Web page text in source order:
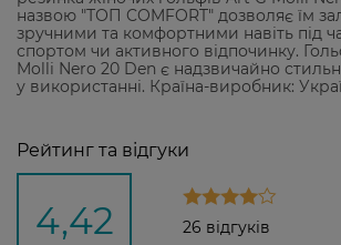
назвою "ТОП COMFORT" дозволяє їм
зручними та комфортними навіть під
спортом чи активного відпочинку.
Molli Nero 20 Den є надзвичайно
у використанні. Країна-виробник:
Рейтинг та відгуки
4,42 26 відгуків